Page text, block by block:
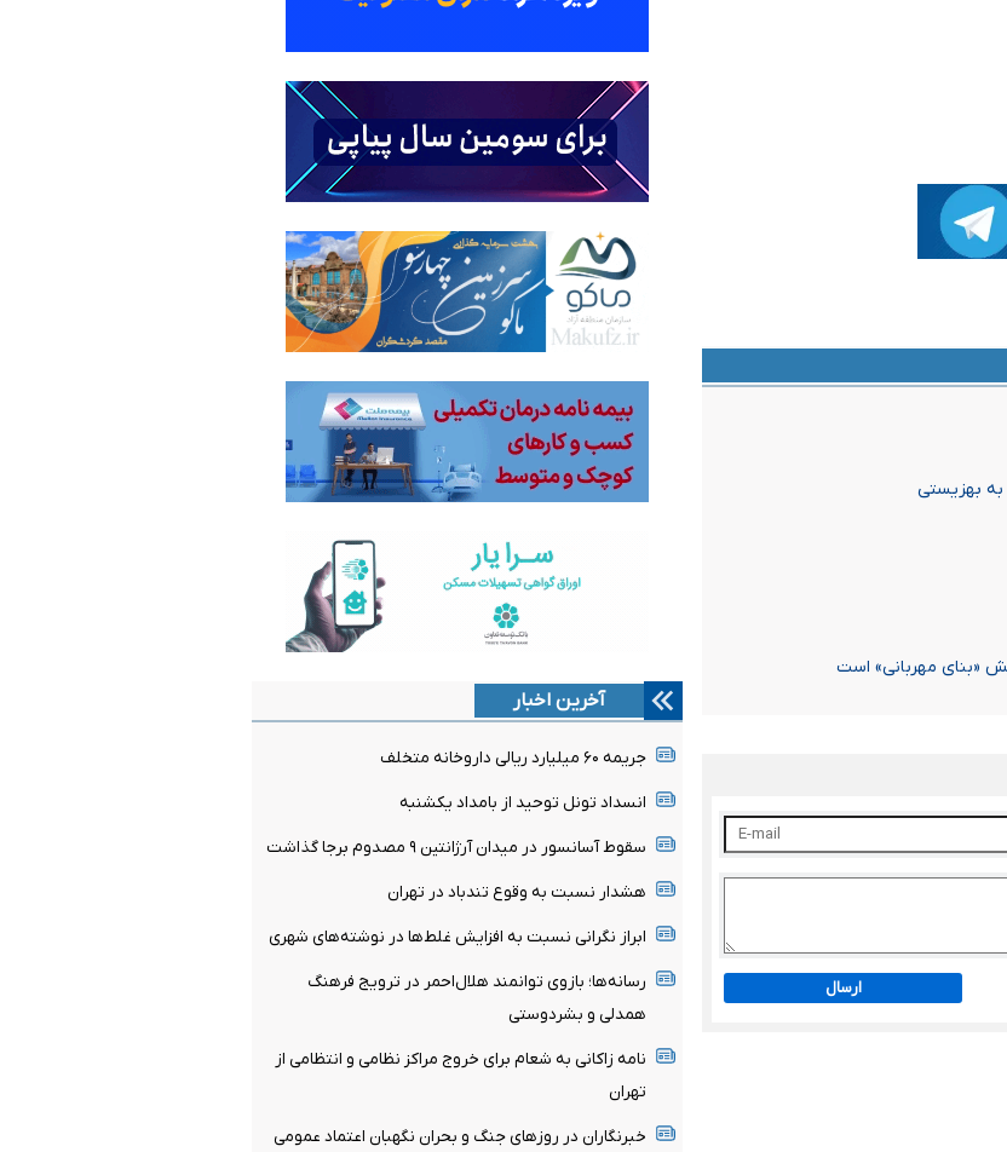
«بنای مهربانی» است
ارسال
آخرین اخبار
جریمه ۶۰ میلیارد ریالی داروخانه متخلف
انسداد تونل توحید از بامداد یکشنبه
سقوط آسانسور در میدان آرژانتین ۹ مصدوم برجا گذاشت
هشدار نسبت به وقوع تندباد در تهران
ابراز نگرانی نسبت به افزایش غلط‌ها در نوشته‌های شهری
رسانه‌ها؛ بازوی توانمند هلال‌احمر در ترویج فرهنگ
همدلی و بشردوستی
نامه زاکانی به شعام برای خروج مراکز نظامی و انتظامی از
تهران
خبرنگاران در روزهای جنگ و بحران نگهبان اعتماد عمومی